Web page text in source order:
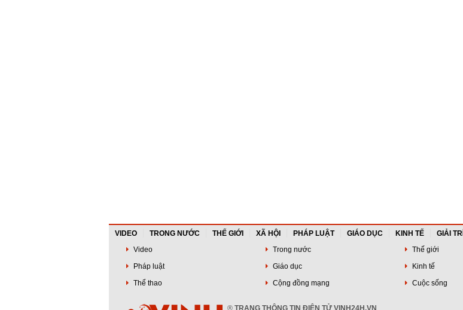
VIDEO TRONG NƯỚC THẾ GIỚI XÃ HỘI PHÁP LUẬT GIÁO DỤC KINH TẾ GIẢI TRÍ
Video
Trong nước Thế giới
Pháp luật
Giáo dục Kinh tế
Thể thao
Cộng đồng mạng Cuộc sống
® TRANG THÔNG TIN ĐIỆN TỬ VINH24H.VN